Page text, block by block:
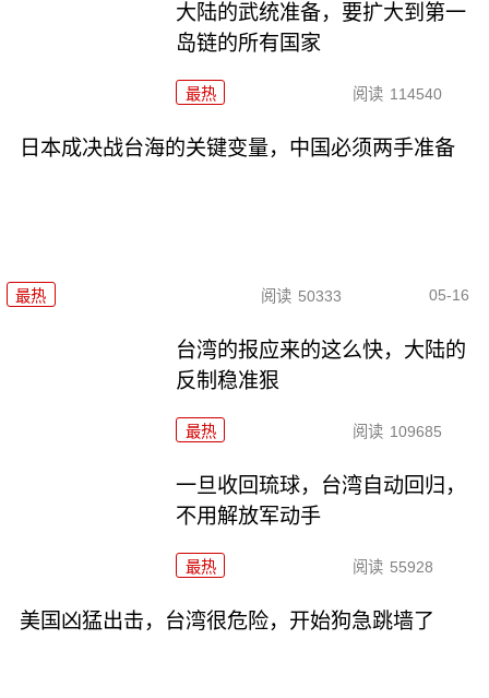
大陆的武统准备，要扩大到第一
岛链的所有国家
最热 阅读 114540
日本成决战台海的关键变量，中国必须两手准备
最热 阅读 50333 05-16
台湾的报应来的这么快，大陆的
反制稳准狠
最热 阅读 109685
一旦收回琉球，台湾自动回归，
不用解放军动手
最热 阅读 55928
美国凶猛出击，台湾很危险，开始狗急跳墙了